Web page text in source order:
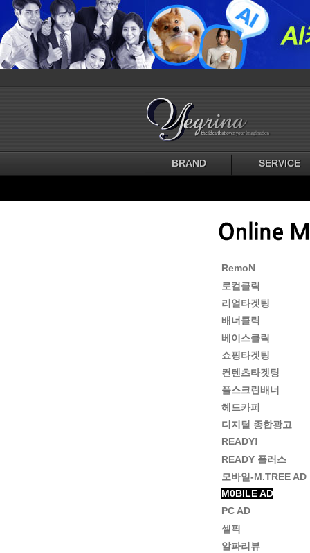
BRAND SERVICE
RemoN
로컬클릭
리얼타겟팅
배너클릭
베이스클릭
쇼핑타겟팅
컨텐츠타겟팅
풀스크린배너
헤드카피
디지털 종합광고
READY!
READY 플러스
모바일-M.TREE AD
M0BILE AD
PC AD
셀픽
알파리뷰